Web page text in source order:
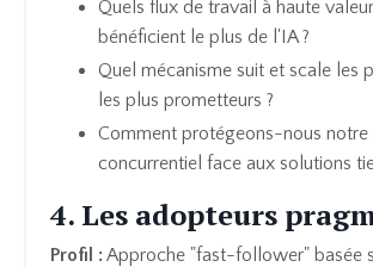
Quels flux de travail à haute
bénéficient le plus de l'IA ?
Quel mécanisme suit et scale les
les plus prometteurs ?
Comment protégeons-nous notre
concurrentiel face aux solutions
4. Les adopteurs
Profil :Approche "fast-follower" basée